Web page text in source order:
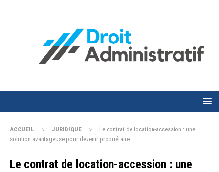
ACCUEIL JURIDIQUE
Le contrat de location-accession : une
solution avantageuse pour devenir propriétaire
Le contrat de location-accession : une